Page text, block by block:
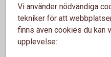
2017:3 Tillägg (pdf)
Swedbanks
Vi använder nödvändiga
tekniker för att
finns även cookies du kan
upplevelse: